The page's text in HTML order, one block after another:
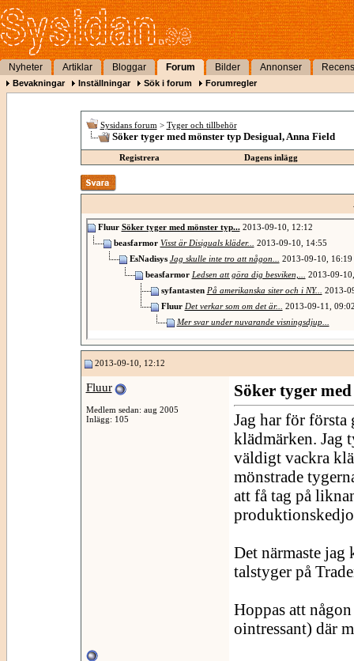
Nyheter Artiklar Bloggar Forum Bilder Annonser
Bevakningar Inställningar Sök i forum Forumregler
Sysidans forum > Tyger och tillbehör
Söker tyger med mönster typ Desigual, Anna Field
Registrera Dagens inlägg
Fluur Söker tyger med mönster typ...2013-09-10,
12:12
beasfarmor Visst är Disiguals kläder... 2013-09-10,
14:55
EsNadisys Jag skulle inte tro att någon... 2013-09-10,
16:19
beasfarmor Ledsen att göra dig besviken,...
2013-09-
syfantasten På amerikanska siter och i NY...
2013-
Fluur Det verkar som om det är... 2013-09-11,
Mer svar under nuvarande visningsdjup...
2013-09-10, 12:12
Fluur
Medlem sedan: aug 2005
Inlägg: 105
Söker tyger
Jag har för
klädmärken. Jag
väldigt vackra
mönstrade
att få tag på
Det närmaste jag
talstyger på
Hoppas att
ointressant) där